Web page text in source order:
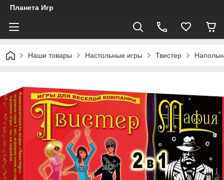
Планета Игр
Наши товары Настольные игры Твистер